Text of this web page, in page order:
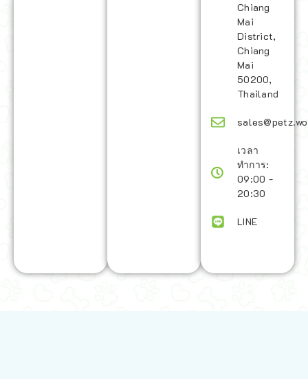
Chiang
Mai
District,
Chiang
Mai
50200,
Thailand
เวลา
ทำการ:
09:00 -
20:30
LINE